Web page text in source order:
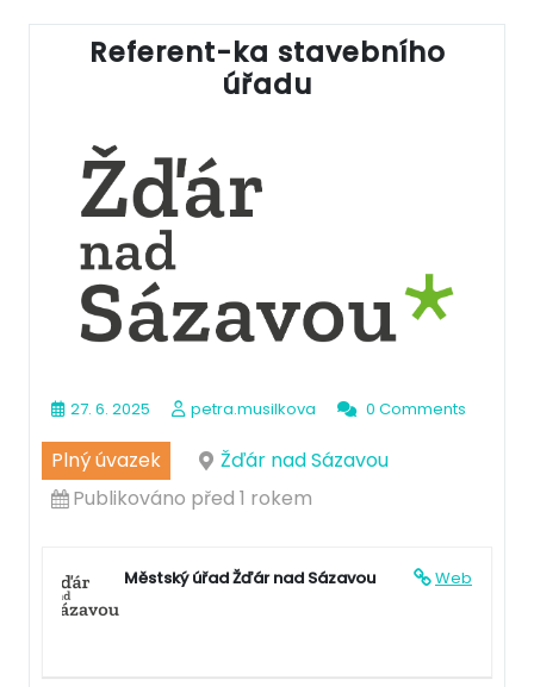
Referent-ka stavebního
úřadu
27. 6. 2025 petra.musilkova 0 Comments
Plný úvazek
Žďár nad Sázavou
Publikováno před 1 rokem
Web
Městský úřad Žďár nad Sázavou